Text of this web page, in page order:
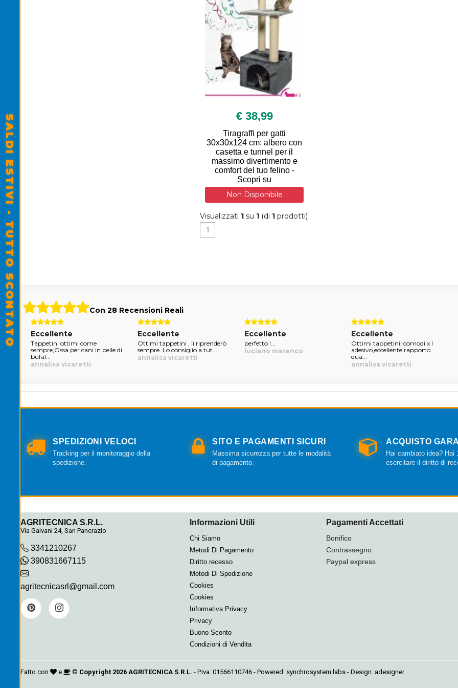
€ 38,99
Tiragraffi per gatti
30x30x124 cm: albero con
casetta e tunnel per il
massimo divertimento e
comfort del tuo felino -
Scopri su
Non Disponibile
Visualizzati 1 su 1 (di 1 prodotti)
1
Con 28 Recensioni Reali
Eccellente
Tappetini ottimi come
sempre,Ossa per cani in pelle di
bufal...
annalisa vicaretti
Eccellente
Ottimi tappetini , li riprenderò
sempre. Lo consiglio a tut...
annalisa vicaretti
Eccellente
perfetto !...
luciano marenco
Eccellente
Ottimi tappetini, comodi x l
adesivo,eccellente rapporto
qua...
annalisa vicaretti
SPEDIZIONI VELOCI
Tracking per il monitoraggio della
spedizione.
SITO E PAGAMENTI SICURI
Massima sicurezza per tutte le modalità
di pagamento.
ACQUISTO
Hai cambiato idea? Hai
esercitare il diritto di
AGRITECNICA S.R.L.
Via Galvani 24, San Pancrazio
3341210267
390831667115
agritecnicasrl@gmail.com
Informazioni Utili
Chi Siamo
Metodi Di Pagamento
Diritto recesso
Metodi Di Spedizione
Cookies
Cookies
Informativa Privacy
Privacy
Buono Sconto
Condizioni di Vendita
Pagamenti Accettati
Bonifico
Contrassegno
Paypal express
Fatto con e © Copyright 2026 AGRITECNICA S.R.L. - P.Iva: 01566110746 - Powered: synchrosystem labs - Design: adesigner
SALDI ESTIVI - TUTTO SCONTATO